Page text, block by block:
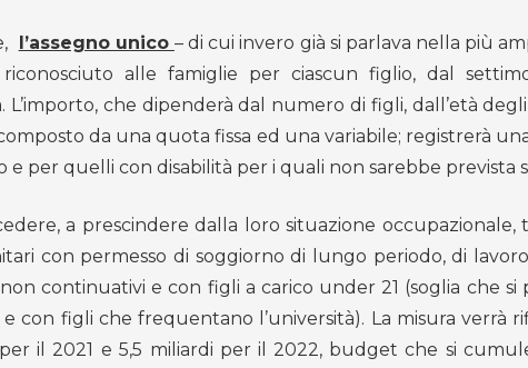
l’assegno unico – di cui invero già si parlava nella più
alle famiglie per ciascun figlio, dal
che dipenderà dal numero di figli, dall’età
da una quota fissa ed una variabile; registrerà
e per quelli con disabilità per i quali non sarebbe prevista
a prescindere dalla loro situazione occupazionale,
con permesso di soggiorno di lungo periodo, di
continuativi e con figli a carico under 21 (soglia che
con figli che frequentano l’università). La misura verrà
il 2021 e 5,5 miliardi per il 2022, budget che si